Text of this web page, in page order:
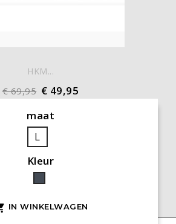
HKM...
€ 69,95 € 49,95
maat
L
Kleur
Zwart
IN WINKELWAGEN